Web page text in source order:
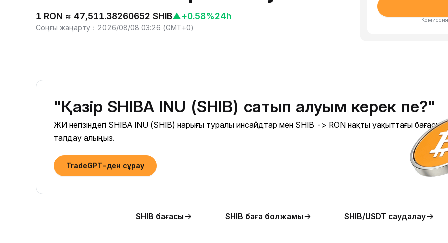
1 RON ≈ 47,511.38260652 SHIB▲+0.58%24h
Соңғы жаңарту ： 2026/08/08 03:26 (GMT+0)
"Қазір SHIBA INU (SHIB) сатып алуым керек пе?"
ЖИ негізіндегі SHIBA INU (SHIB) нарығы туралы инсайдтар мен SHIB -> RON нақты уақыттағы
талдау алыңыз.
TradeGPT-ден сұрау
SHIB бағасы SHIB баға болжамы SHIB/USDT саудалау